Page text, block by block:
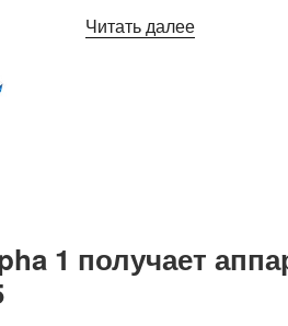
Читать далее«Устройство
MS2130
1 получает